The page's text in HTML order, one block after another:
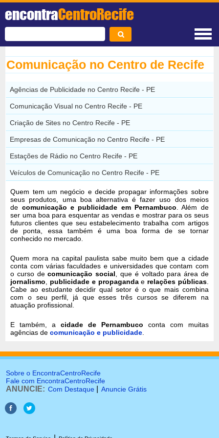
encontraCentroRecife
Comunicação no Centro de Recife
Agências de Publicidade no Centro Recife - PE
Comunicação Visual no Centro Recife - PE
Criação de Sites no Centro Recife - PE
Empresas de Comunicação no Centro Recife - PE
Estações de Rádio no Centro Recife - PE
Veículos de Comunicação no Centro Recife - PE
Quem tem um negócio e decide propagar informações sobre
seus produtos, uma boa alternativa é fazer uso dos meios
de comunicação e publicidade em Pernambuco . Além de
ser uma boa para esquentar as vendas e mostrar para os seus
futuros clientes que seu estabelecimento trabalha com artigos
de ponta, essa também é uma boa forma de se tornar
conhecido no mercado.
Quem mora na capital paulista sabe muito bem que a cidade
conta com várias faculdades e universidades que contam com
o curso decomunicação social , que é voltado para área de
jornalismo
publicidade e propagandae relações públicas.
Cabe ao estudante decidir qual setor é o que mais combina
com o seu perfil, já que esses três cursos se diferem na
atuação profissional.
E também, acidade de Pernambuco conta com muitas
agências decomunicação e publicidade
Sobre o EncontraCentroRecife
Fale com EncontraCentroRecife
ANUNCIE: Com Destaque Anuncie Grátis